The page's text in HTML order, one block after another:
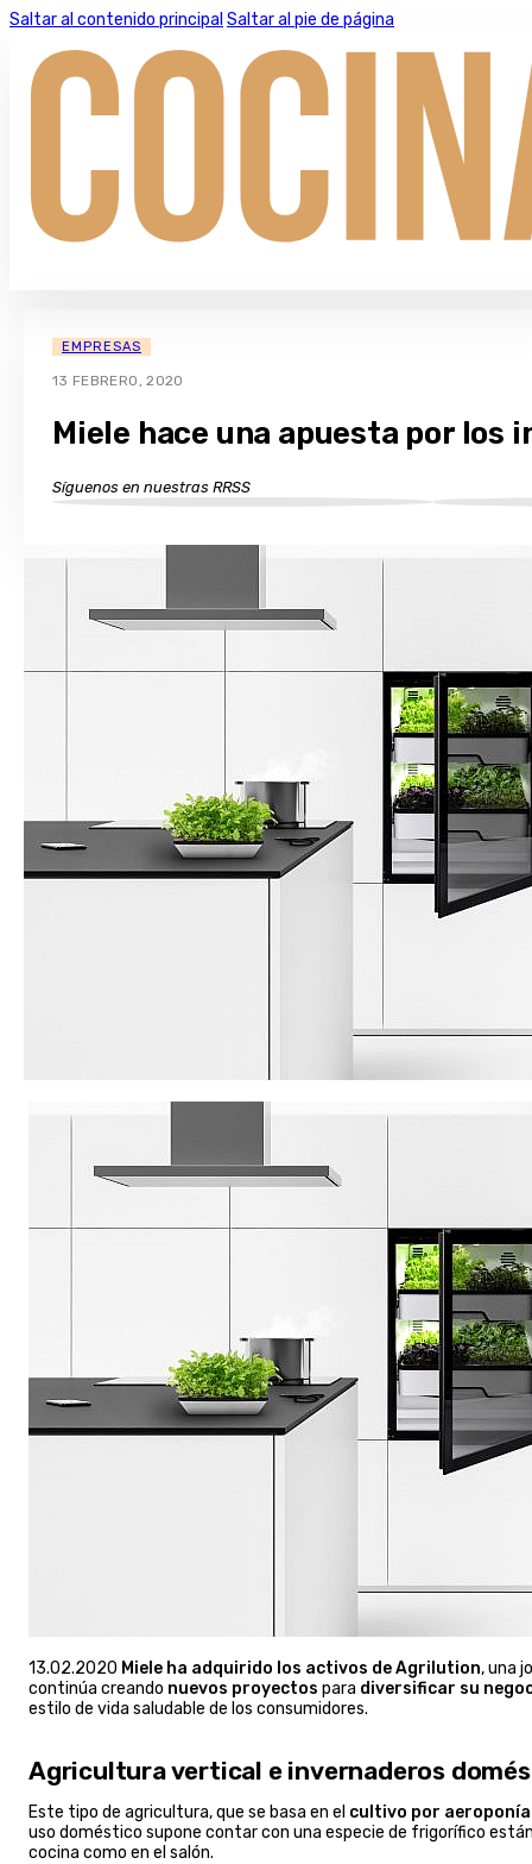
Saltar al contenido principal Saltar al pie de página
EMPRESAS
13 FEBRERO, 2020
Miele hace una apuesta por los
Síguenos en nuestras RRSS
13.02.2020 Miele ha adquirido los activos de Agrilution, una
continúa creando nuevos proyectos para diversificar su
estilo de vida saludable de los consumidores.
Agricultura vertical e invernaderos
Este tipo de agricultura, que se basa en el cultivo por aeroponía
uso doméstico supone contar con una especie de frigorífico
cocina como en el salón.